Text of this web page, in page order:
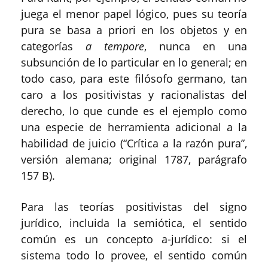
juega el menor papel lógico, pues su teoría
pura se basa a priori en los objetos y en
categorías a tempore, nunca en una
subsunción de lo particular en lo general; en
todo caso, para este filósofo germano, tan
caro a los positivistas y racionalistas del
derecho, lo que cunde es el ejemplo como
una especie de herramienta adicional a la
habilidad de juicio (“Crítica a la razón pura”,
versión alemana; original 1787, parágrafo
157 B).
Para las teorías positivistas del signo
jurídico, incluida la semiótica, el sentido
común es un concepto a-jurídico: si el
sistema todo lo provee, el sentido común